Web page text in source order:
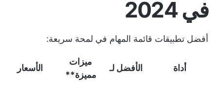
في 2024
أفضل تطبيقات قائمة المهام في لمحة سريعة:
أداة الأفضل لـ
ميزات
مميزة**
الأسعار